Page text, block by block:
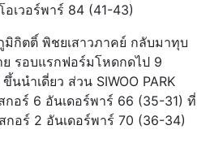
อเวอร์พาร์ 84 (41-43)
มิกิตติ์ พิชยเสาวภาคย์ กลับมาทุบ
รอบแรกฟอร์มโหดกดไป 9
นำเดี่ยว ส่วน SIWOO PARK
อร์ 6 อันเดอร์พาร์ 66 (35-31) ที่
อร์ 2 อันเดอร์พาร์ 70 (36-34)